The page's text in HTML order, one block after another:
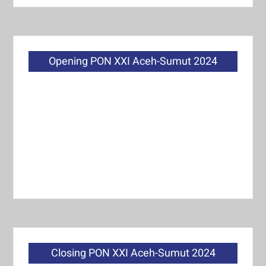
Opening PON XXI Aceh-Sumut 2024
Closing PON XXI Aceh-Sumut 2024